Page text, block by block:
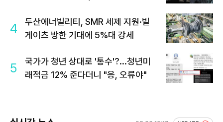
4
두산에너빌리티, SMR 세제 지원·빌
게이츠 방한 기대에 5%대 강세
5
국가가 청년 상대로 '통수'?...청년미
래적금 12% 준다더니 "응, 오류야"